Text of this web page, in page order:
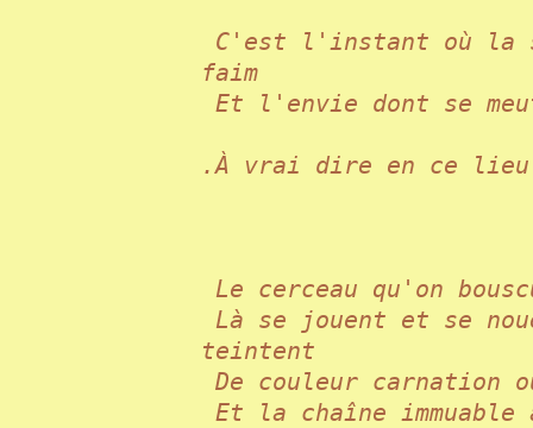
C'est l'instant où
faim
Et l'envie dont se
.À vrai dire en ce
Le cerceau qu'on
Là se jouent et se
teintent
De couleur
Et la chaîne